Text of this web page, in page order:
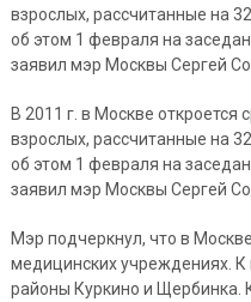
взрослых, рассчитанные на
об этом 1 февраля на
заявил мэр Москвы Сергей
В 2011 г. в Москве откроется
взрослых, рассчитанные на
об этом 1 февраля на
заявил мэр Москвы Сергей
Мэр подчеркнул, что в
медицинских учреждениях. К
районы Куркино и Щербинка.